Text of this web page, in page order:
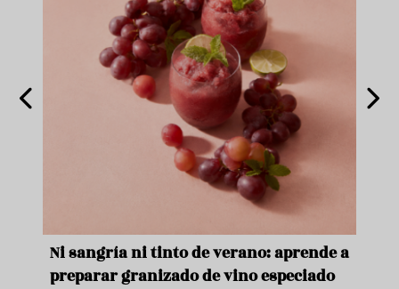
Ni sangría ni tinto de verano: aprende a
preparar granizado de vino especiado